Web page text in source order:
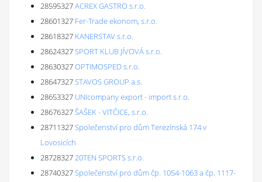
28595327ACREX GASTRO s.r.o.
28601327 Fer-Trade ekonom, s.r.o.
28618327 KANERSTAV s.r.o.
28624327SPORT KLUB JÍVOVÁ s.r.o.
28630327OPTIMOSPED s.r.o.
28647327STAVOS GROUP a.s.
28653327 UNIcompany export - import s.r.o.
28676327ŠAŠEK - VITČICE, s.r.o.
28711327Společenství pro dům Terezínská 174 v
Lovosicích
2872832720TEN SPORTS s.r.o.
28740327Společenství pro dům čp. 1054-1063 a čp. 1117-